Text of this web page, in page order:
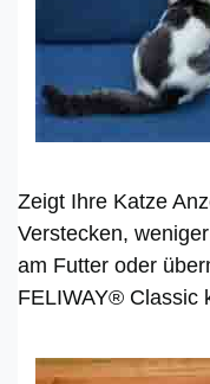
Zeigt Ihre Katze
Verstecken,
am Futter oder
FELIWAY® Classic